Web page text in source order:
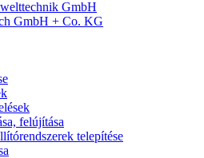
GmbH
GmbH + Co. KG
felújítása
telepítése